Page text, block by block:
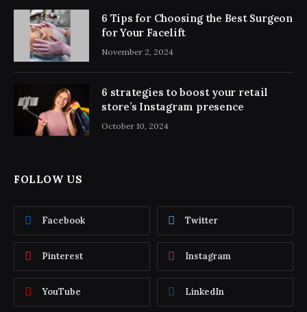
6 Tips for Choosing the Best Surgeon
for Your Facelift
November 2, 2024
6 strategies to boost your retail
store’s Instagram presence
October 10, 2024
FOLLOW US
Facebook Twitter
Pinterest Instagram
YouTube LinkedIn